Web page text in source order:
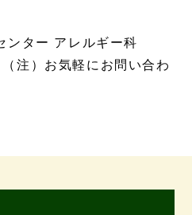
ンター アレルギー科
注）お気軽にお問い合わ